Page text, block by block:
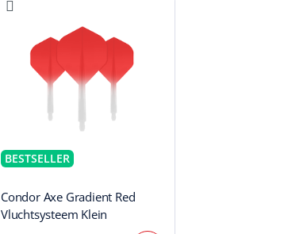
BESTSELLER
Condor Axe Gradient Red
Vluchtsysteem Klein